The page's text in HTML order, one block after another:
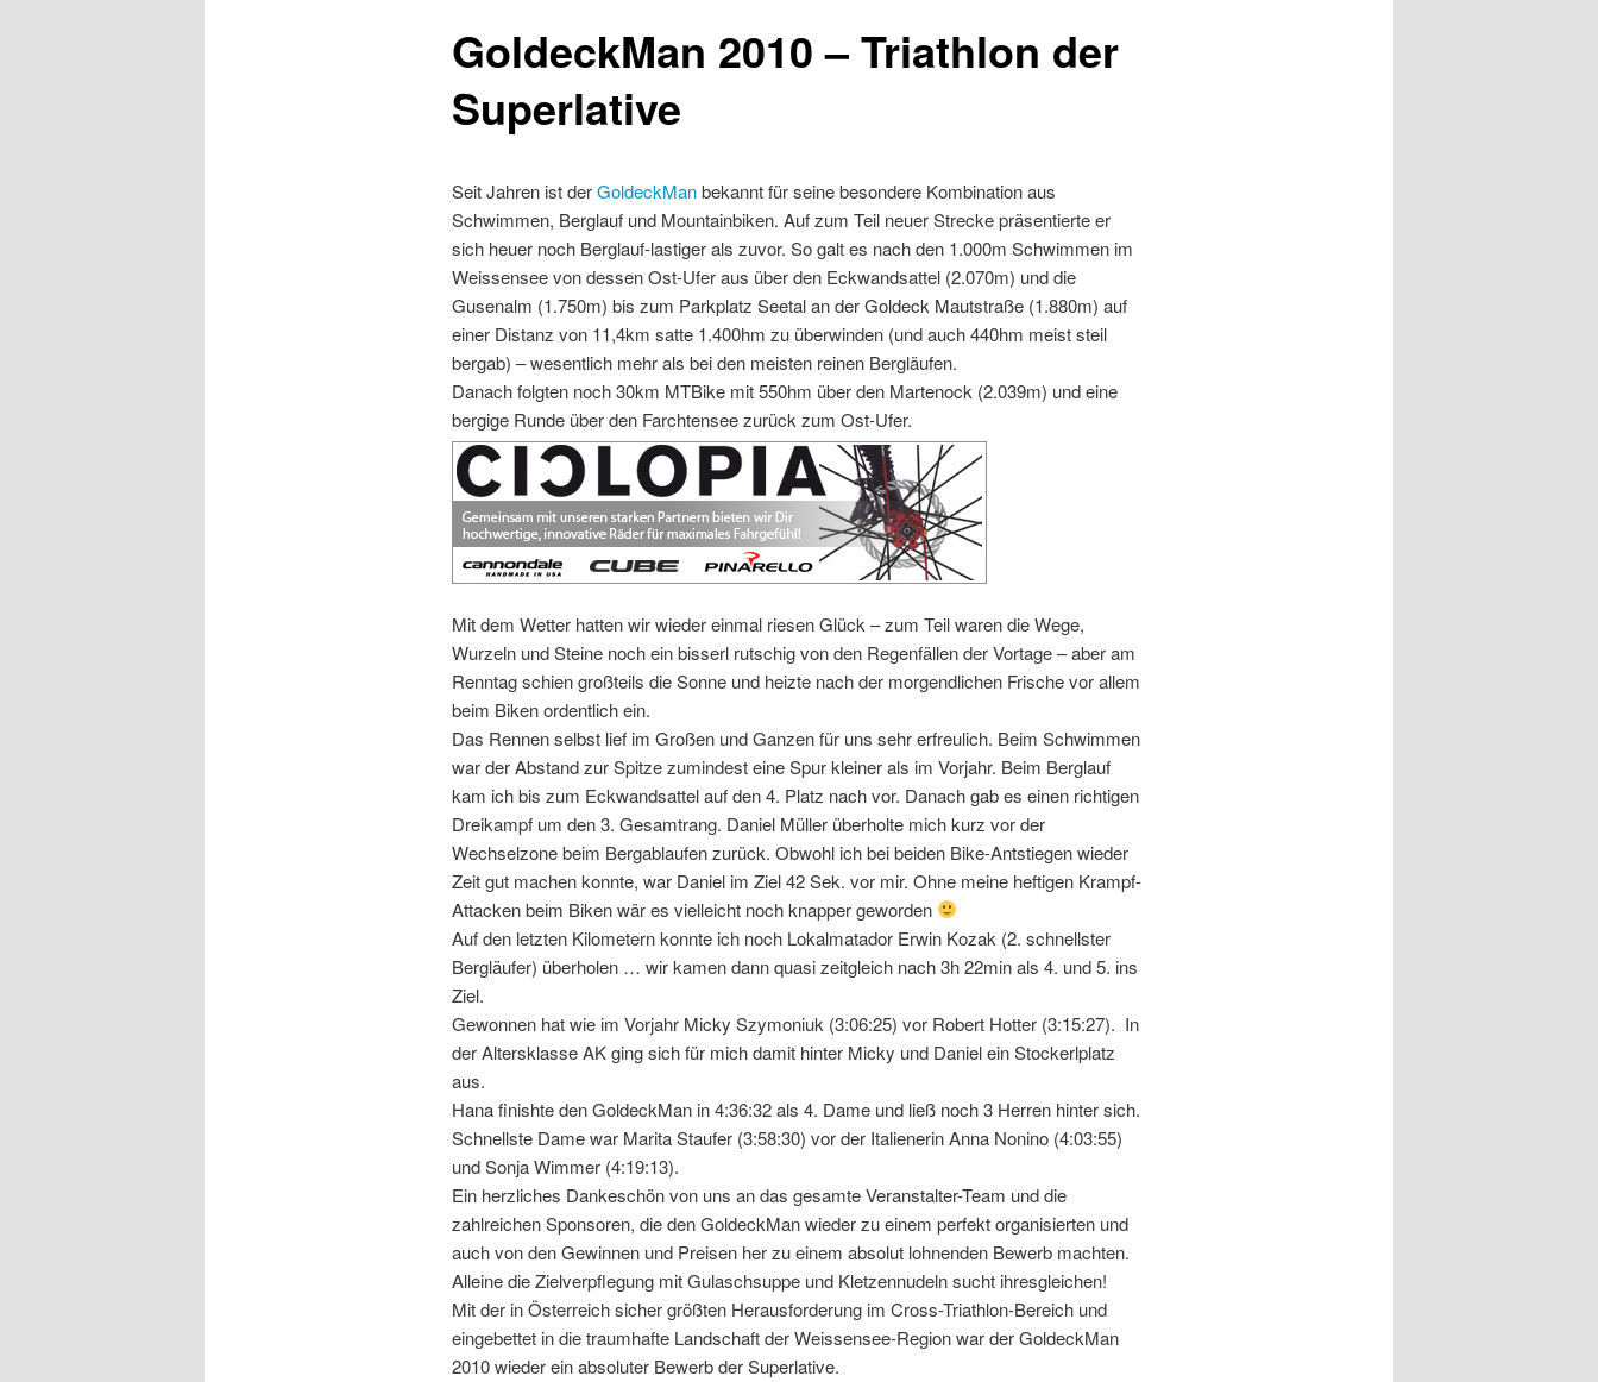
GoldeckMan 2010 – Triathlon der
Superlative
Seit Jahren ist derGoldeckManbekannt für seine besondere Kombination aus
Schwimmen, Berglauf und Mountainbiken. Auf zum Teil neuer Strecke präsentierte er
sich heuer noch Berglauf-lastiger als zuvor. So galt es nach den 1.000m Schwimmen im
Weissensee von dessen Ost-Ufer aus über den Eckwandsattel (2.070m) und die
Gusenalm (1.750m) bis zum Parkplatz Seetal an der Goldeck Mautstraße (1.880m) auf
einer Distanz von 11,4km satte 1.400hm zu überwinden (und auch 440hm meist steil
bergab) – wesentlich mehr als bei den meisten reinen Bergläufen.
Danach folgten noch 30km MTBike mit 550hm über den Martenock (2.039m) und eine
bergige Runde über den Farchtensee zurück zum Ost-Ufer.
Mit dem Wetter hatten wir wieder einmal riesen Glück – zum Teil waren die Wege,
Wurzeln und Steine noch ein bisserl rutschig von den Regenfällen der Vortage – aber am
Renntag schien großteils die Sonne und heizte nach der morgendlichen Frische vor allem
beim Biken ordentlich ein.
Das Rennen selbst lief im Großen und Ganzen für uns sehr erfreulich. Beim Schwimmen
war der Abstand zur Spitze zumindest eine Spur kleiner als im Vorjahr. Beim Berglauf
kam ich bis zum Eckwandsattel auf den 4. Platz nach vor. Danach gab es einen richtigen
Dreikampf um den 3. Gesamtrang. Daniel Müller überholte mich kurz vor der
Wechselzone beim Bergablaufen zurück. Obwohl ich bei beiden Bike-Antstiegen wieder
Zeit gut machen konnte, war Daniel im Ziel 42 Sek. vor mir. Ohne meine heftigen Krampf-
Attacken beim Biken wär es vielleicht noch knapper geworden
Auf den letzten Kilometern konnte ich noch Lokalmatador Erwin Kozak (2. schnellster
Bergläufer) überholen … wir kamen dann quasi zeitgleich nach 3h 22min als 4. und 5. ins
Ziel.
Gewonnen hat wie im Vorjahr Micky Szymoniuk (3:06:25) vor Robert Hotter (3:15:27). In
der Altersklasse AK ging sich für mich damit hinter Micky und Daniel ein Stockerlplatz
aus.
Hana finishte den GoldeckMan in 4:36:32 als 4. Dame und ließ noch 3 Herren hinter sich.
Schnellste Dame war Marita Staufer (3:58:30) vor der Italienerin Anna Nonino (4:03:55)
und Sonja Wimmer (4:19:13).
Ein herzliches Dankeschön von uns an das gesamte Veranstalter-Team und die
zahlreichen Sponsoren, die den GoldeckMan wieder zu einem perfekt organisierten und
auch von den Gewinnen und Preisen her zu einem absolut lohnenden Bewerb machten.
Alleine die Zielverpflegung mit Gulaschsuppe und Kletzennudeln sucht ihresgleichen!
Mit der in Österreich sicher größten Herausforderung im Cross-Triathlon-Bereich und
eingebettet in die traumhafte Landschaft der Weissensee-Region war der GoldeckMan
2010 wieder ein absoluter Bewerb der Superlative.